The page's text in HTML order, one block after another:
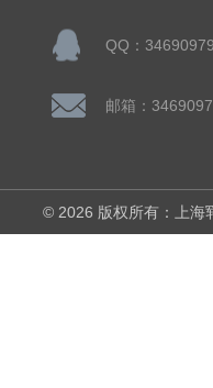
QQ：
邮箱：
© 2026 版权所有：上